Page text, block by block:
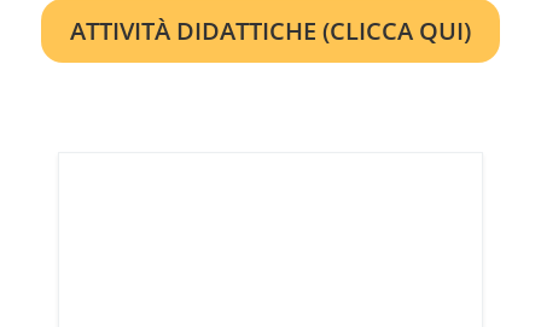
ATTIVITÀ DIDATTICHE (CLICCA QUI)